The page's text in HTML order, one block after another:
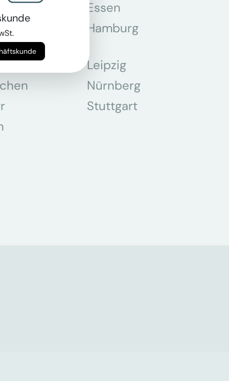
Essen
Hamburg
Leipzig
Nürnberg
Stuttgart